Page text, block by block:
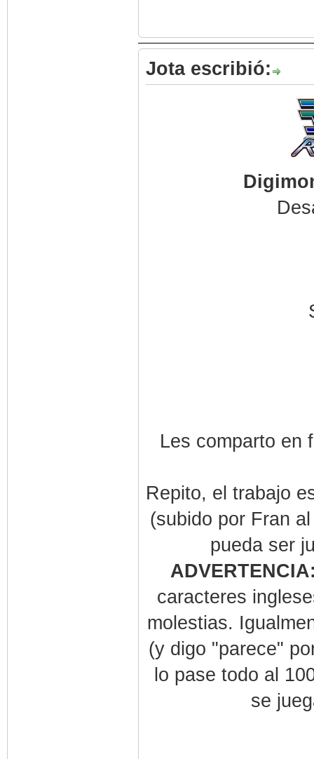
Jota escribió:
Les comparto en
Repito, el trabajo
(subido por Fran
pueda ser
caracteres
molestias.
(y digo "parece"
lo pase todo al
se